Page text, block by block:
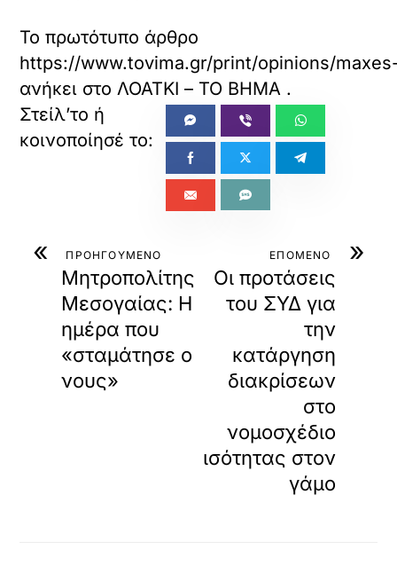
Το πρωτότυπο άρθρο
https://www.tovima.gr/print/opinions/
ανήκει στο ΛΟΑΤΚΙ – ΤΟ ΒΗΜΑ .
« ΠΡΟΗΓΟΥΜΕΝΟ
Μητροπολίτης
Μεσογαίας: Η
ημέρα που
«σταμάτησε ο
νους»
»
ΕΠΟΜΕΝΟ
Οι προτάσεις
του ΣΥΔ για
την
κατάργηση
διακρίσεων
στο
νομοσχέδιο
ισότητας στον
γάμο